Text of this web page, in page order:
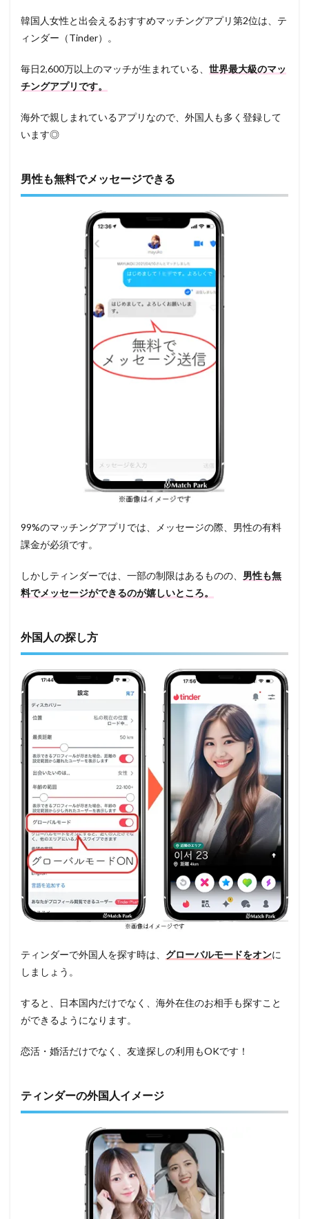
韓国人女性と出会えるおすすめマッチングアプリ第2位は、テ
ィンダー（Tinder）。
毎日2,600万以上のマッチが生まれている、 世界最大級のマッ
チングアプリです。
海外で親しまれているアプリなので、外国人も多く登録して
います◎
男性も無料でメッセージできる
99%のマッチングアプリでは、メッセージの際、男性の有料
課金が必須です。
しかしティンダーでは、一部の制限はあるものの、 男性も無
料でメッセージができるのが嬉しいところ。
外国人の探し方
ティンダーで外国人を探す時は、 グローバルモードをオンに
しましょう。
すると、日本国内だけでなく、海外在住のお相手も探すこと
ができるようになります。
恋活・婚活だけでなく、友達探しの利用もOKです！
ティンダーの外国人イメージ